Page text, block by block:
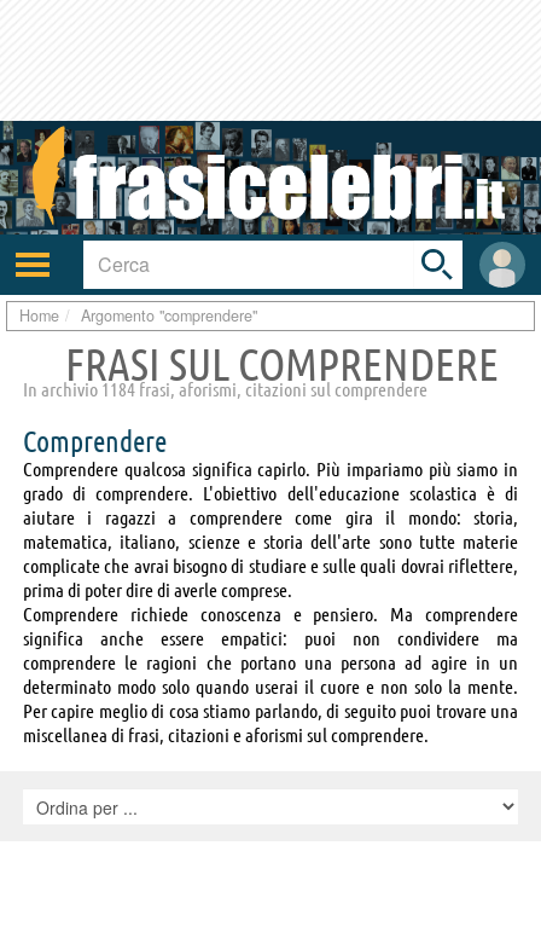
Attiva/disattiva
navigazione
User
area
Toggle
search
bar
Home Argomento "comprendere"
FRASI SUL COMPRENDERE
In archivio 1184 frasi, aforismi, citazioni sul comprendere
Comprendere
Comprendere qualcosa significa capirlo. Più impariamo più siamo in
grado di comprendere. L'obiettivo dell'educazione scolastica è di
aiutare i ragazzi a comprendere come gira il mondo: storia,
matematica, italiano, scienze e storia dell'arte sono tutte materie
complicate che avrai bisogno di studiare e sulle quali dovrai riflettere,
prima di poter dire di averle comprese.
Comprendere richiede conoscenza e pensiero. Ma comprendere
significa anche essere empatici: puoi non condividere ma
comprendere le ragioni che portano una persona ad agire in un
determinato modo solo quando userai il cuore e non solo la mente.
Per capire meglio di cosa stiamo parlando, di seguito puoi trovare una
miscellanea di frasi, citazioni e aforismi sul comprendere.